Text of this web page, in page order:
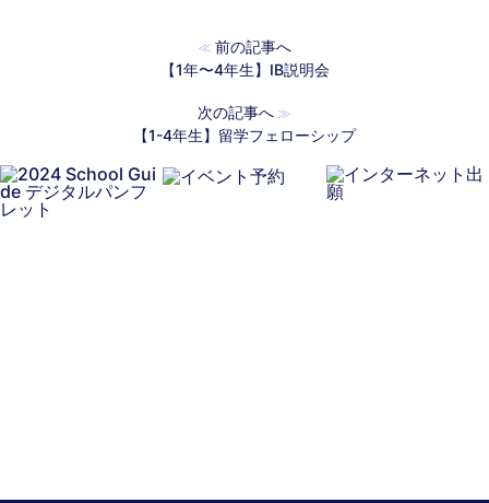
≪ 前の記事へ
【1年〜4年生】IB説明会
次の記事へ ≫
【1-4年生】留学フェローシップ